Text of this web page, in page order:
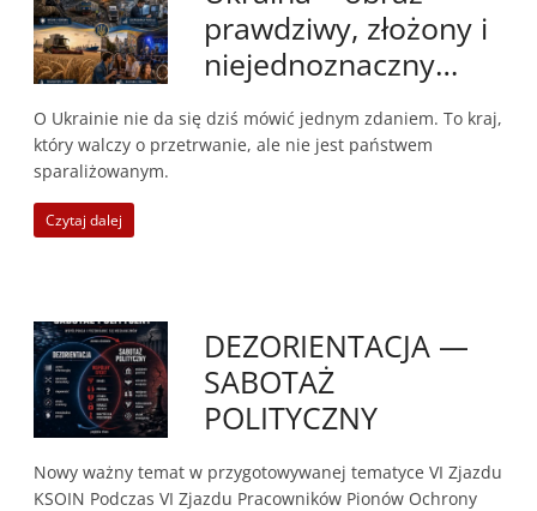
prawdziwy, złożony i
niejednoznaczny…
O Ukrainie nie da się dziś mówić jednym zdaniem. To kraj,
który walczy o przetrwanie, ale nie jest państwem
sparaliżowanym.
Czytaj dalej
DEZORIENTACJA —
SABOTAŻ
POLITYCZNY
Nowy ważny temat w przygotowywanej tematyce VI Zjazdu
KSOIN Podczas VI Zjazdu Pracowników Pionów Ochrony